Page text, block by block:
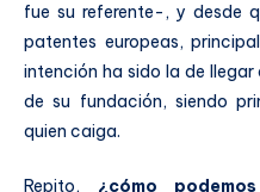
fue su referente-, y desde
patentes europeas,
intención ha sido la de
de su fundación, siendo
quien caiga.
Repito, ¿cómo